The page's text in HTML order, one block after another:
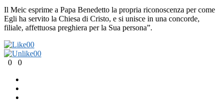
Il Meic esprime a Papa Benedetto la propria riconoscenza per come
Egli ha servito la Chiesa di Cristo, e si unisce in una concorde,
filiale, affettuosa preghiera per la Sua persona”.
00
00
0
0